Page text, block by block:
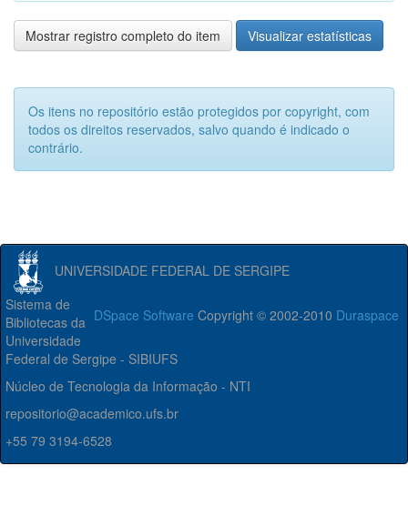
Mostrar registro completo do item Visualizar estatísticas
Os itens no repositório estão protegidos por copyright, com
todos os direitos reservados, salvo quando é indicado o
contrário.
UNIVERSIDADE FEDERAL DE SERGIPE
DSpace Software Copyright © 2002-2010 Duraspace
Sistema de
Bibliotecas da
Universidade
Federal de Sergipe - SIBIUFS
Núcleo de Tecnologia da Informação - NTI
repositorio@academico.ufs.br
+55 79 3194-6528